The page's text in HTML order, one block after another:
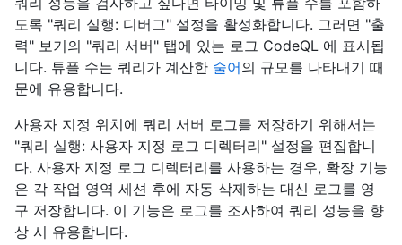
도록 "쿼리 실행: 디버그" 설정을 활성화합니다. 그러면 "출
력" 보기의 "쿼리 서버" 탭에 있는 로그 CodeQL 에 표시됩
니다. 튜플 수는 쿼리가 계산한 술어의 규모를 나타내기 때
문에 유용합니다.
사용자 지정 위치에 쿼리 서버 로그를 저장하기 위해서는
"쿼리 실행: 사용자 지정 로그 디렉터리" 설정을 편집합니
다. 사용자 지정 로그 디렉터리를 사용하는 경우, 확장 기능
은 각 작업 영역 세션 후에 자동 삭제하는 대신 로그를 영
구 저장합니다. 이 기능은 로그를 조사하여 쿼리 성능을 향
상 시 유용합니다.